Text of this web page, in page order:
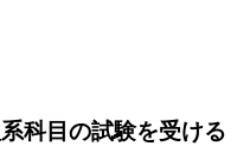
科目の試験を受ける